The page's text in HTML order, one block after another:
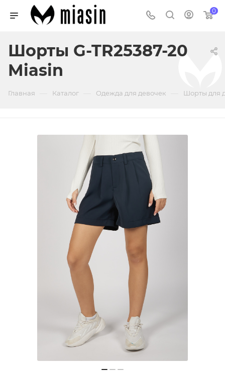
0
Шорты G-TR25387-20
Miasin
Главная Каталог Одежда для девочек Шорты для